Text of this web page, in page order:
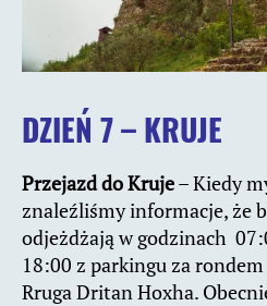
DZIEŃ 7 – KRUJE
Przejazd do Kruje– Kiedy
znaleźliśmy informacje, że
odjeżdżają w godzinach
18:00 z parkingu za
Rruga Dritan Hoxha.